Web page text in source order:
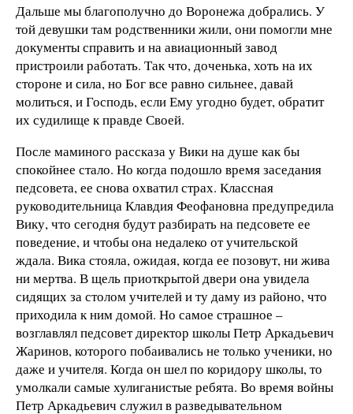
Дальше мы благополучно до Воронежа добрались. У
той девушки там родственники жили, они помогли мне
документы справить и на авиационный завод
пристроили работать. Так что, доченька, хоть на их
стороне и сила, но Бог все равно сильнее, давай
молиться, и Господь, если Ему угодно будет, обратит
их судилище к правде Своей.
После маминого рассказа у Вики на душе как бы
спокойнее стало. Но когда подошло время заседания
педсовета, ее снова охватил страх. Классная
руководительница Клавдия Феофановна предупредила
Вику, что сегодня будут разбирать на педсовете ее
поведение, и чтобы она недалеко от учительской
ждала. Вика стояла, ожидая, когда ее позовут, ни жива
ни мертва. В щель приоткрытой двери она увидела
сидящих за столом учителей и ту даму из районо, что
приходила к ним домой. Но самое страшное –
возглавлял педсовет директор школы Петр Аркадьевич
Жаринов, которого побаивались не только ученики, но
даже и учителя. Когда он шел по коридору школы, то
умолкали самые хулиганистые ребята. Во время войны
Петр Аркадьевич служил в разведывательном